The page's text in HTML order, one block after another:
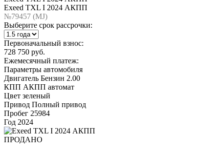
Exeed TXL I 2024 АКПП
№79457 (МJ)
Выберите срок рассрочки:
Первоначальный взнос:
728 750 руб.
Ежемесячный платеж:
Параметры автомобиля
Двигатель Бензин 2.00
КПП АКПП автомат
Цвет зеленый
Привод Полный привод
Пробег 25984
Год 2024
ПРОДАНО